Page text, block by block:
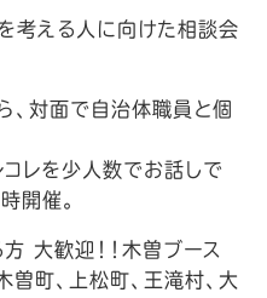
考える人に向けた相談会
、対面で自治体職員と個
レを少人数でお話しで
開催。
大歓迎！！木曽ブース
曽町、上松町、王滝村、大